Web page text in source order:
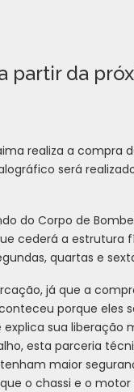
partir da
realiza a
será
do Corpo de
cederá a estrutura
quartas e
já que a
porque eles
explica sua
esta parceria
maior
o chassi e o